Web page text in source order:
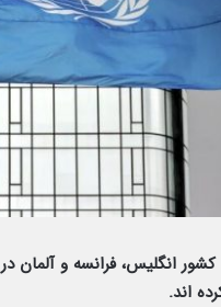
انگلیس، فرانسه و آلمان
اند.